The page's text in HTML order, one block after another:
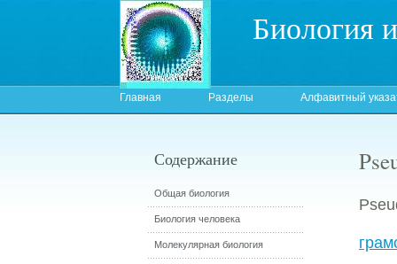
Биология
Главная Разделы Алфавитный
Содержание
Общая биология
Биология человека
Молекулярная биология